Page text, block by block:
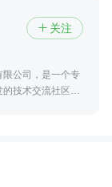
 关注
公司，是一个专
技术交流社区，